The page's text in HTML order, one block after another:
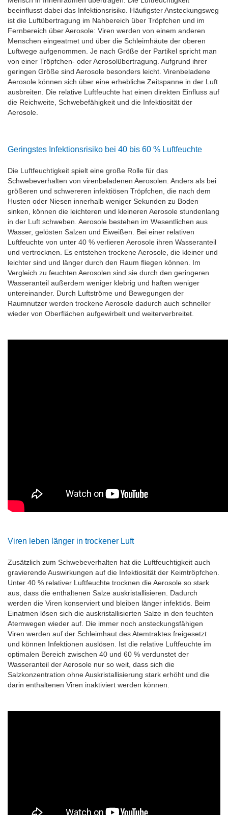
beeinflusst dabei das Infektionsrisiko. Häufigster Ansteckungsweg
ist die Luftübertragung im Nahbereich über Tröpfchen und im
Fernbereich über Aerosole: Viren werden von einem anderen
Menschen eingeatmet und über die Schleimhäute der oberen
Luftwege aufgenommen. Je nach Größe der Partikel spricht man
von einer Tröpfchen- oder Aerosolübertragung. Aufgrund ihrer
geringen Größe sind Aerosole besonders leicht. Virenbeladene
Aerosole können sich über eine erhebliche Zeitspanne in der Luft
ausbreiten. Die relative Luftfeuchte hat einen direkten Einfluss auf
die Reichweite, Schwebefähigkeit und die Infektiosität der
Aerosole.
Geringstes Infektionsrisiko bei 40 bis 60 % Luftfeuchte
Die Luftfeuchtigkeit spielt eine große Rolle für das
Schwebeverhalten von virenbeladenen Aerosolen. Anders als bei
größeren und schwereren infektiösen Tröpfchen, die nach dem
Husten oder Niesen innerhalb weniger Sekunden zu Boden
sinken, können die leichteren und kleineren Aerosole stundenlang
in der Luft schweben. Aerosole bestehen im Wesentlichen aus
Wasser, gelösten Salzen und Eiweißen. Bei einer relativen
Luftfeuchte von unter 40 % verlieren Aerosole ihren Wasseranteil
und vertrocknen. Es entstehen trockene Aerosole, die kleiner und
leichter sind und länger durch den Raum fliegen können. Im
Vergleich zu feuchten Aerosolen sind sie durch den geringeren
Wasseranteil außerdem weniger klebrig und haften weniger
untereinander. Durch Luftströme und Bewegungen der
Raumnutzer werden trockene Aerosole dadurch auch schneller
wieder von Oberflächen aufgewirbelt und weiterverbreitet.
Viren leben länger in trockener Luft
Zusätzlich zum Schwebeverhalten hat die Luftfeuchtigkeit auch
gravierende Auswirkungen auf die Infektiosität der Keimtröpfchen.
Unter 40 % relativer Luftfeuchte trocknen die Aerosole so stark
aus, dass die enthaltenen Salze auskristallisieren. Dadurch
werden die Viren konserviert und bleiben länger infektiös. Beim
Einatmen lösen sich die auskristallisierten Salze in den feuchten
Atemwegen wieder auf. Die immer noch ansteckungsfähigen
Viren werden auf der Schleimhaut des Atemtraktes freigesetzt
und können Infektionen auslösen. Ist die relative Luftfeuchte im
optimalen Bereich zwischen 40 und 60 % verdunstet der
Wasseranteil der Aerosole nur so weit, dass sich die
Salzkonzentration ohne Auskristallisierung stark erhöht und die
darin enthaltenen Viren inaktiviert werden können.